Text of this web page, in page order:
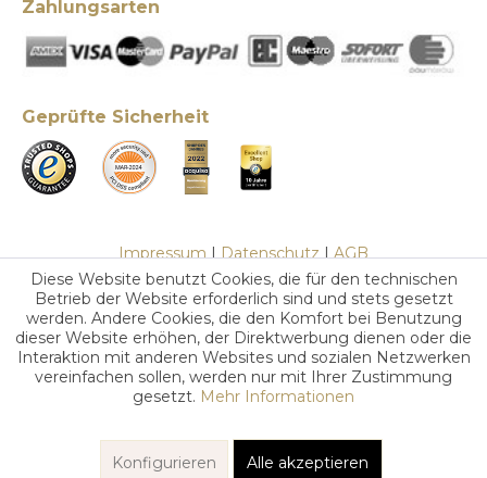
Zahlungsarten
Geprüfte Sicherheit
Impressum | Datenschutz | AGB
Diese Website benutzt Cookies, die für den technischen
Betrieb der Website erforderlich sind und stets gesetzt
werden. Andere Cookies, die den Komfort bei Benutzung
dieser Website erhöhen, der Direktwerbung dienen oder die
Interaktion mit anderen Websites und sozialen Netzwerken
vereinfachen sollen, werden nur mit Ihrer Zustimmung
gesetzt. Mehr Informationen
Konfigurieren Alle akzeptieren